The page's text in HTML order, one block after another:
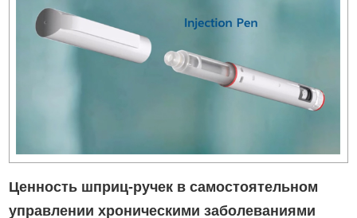
Ценность шприц-ручек в самостоятельном
управлении хроническими заболеваниями